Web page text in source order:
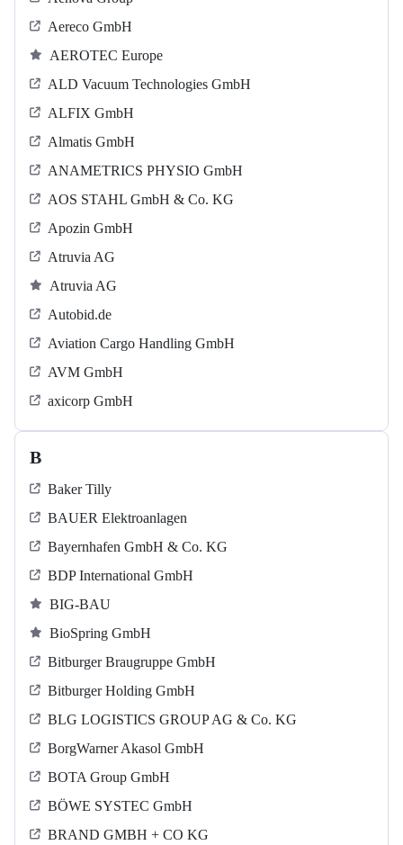
Aereco GmbH
AEROTEC Europe
ALD Vacuum Technologies GmbH
ALFIX GmbH
Almatis GmbH
ANAMETRICS PHYSIO GmbH
AOS STAHL GmbH & Co. KG
Apozin GmbH
Atruvia AG
Atruvia AG
Autobid.de
Aviation Cargo Handling GmbH
AVM GmbH
axicorp GmbH
B
Baker Tilly
BAUER Elektroanlagen
Bayernhafen GmbH & Co. KG
BDP International GmbH
BIG-BAU
BioSpring GmbH
Bitburger Braugruppe GmbH
Bitburger Holding GmbH
BLG LOGISTICS GROUP AG & Co. KG
BorgWarner Akasol GmbH
BOTA Group GmbH
BÖWE SYSTEC GmbH
BRAND GMBH + CO KG